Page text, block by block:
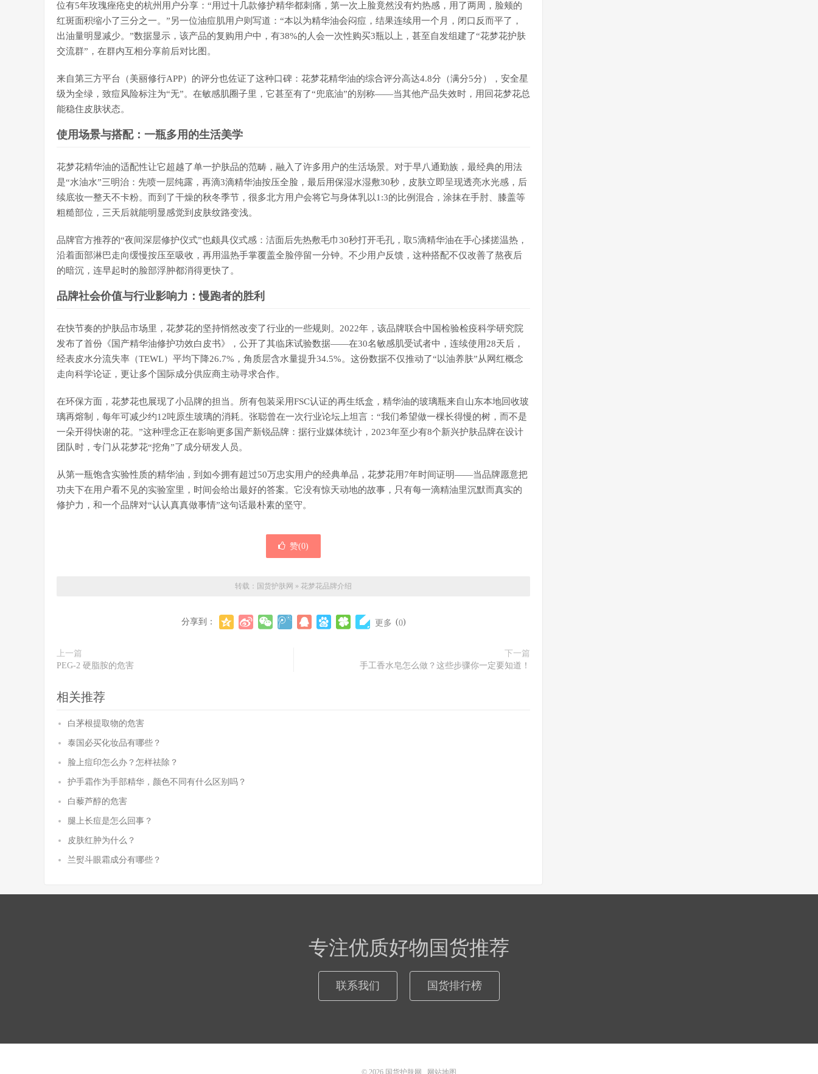
位有5年玫瑰痤疮史的杭州用户分享：“用过十几款修护精华都刺痛，第一次上脸竟然没有灼热感，用了两周，脸颊的
红斑面积缩小了三分之一。”另一位油痘肌用户则写道：“本以为精华油会闷痘，结果连续用一个月，闭口反而平了，
出油量明显减少。”数据显示，该产品的复购用户中，有38%的人会一次性购买3瓶以上，甚至自发组建了“花梦花护肤
交流群”，在群内互相分享前后对比图。
来自第三方平台（美丽修行APP）的评分也佐证了这种口碑：花梦花精华油的综合评分高达4.8分（满分5分），安全星
级为全绿，致痘风险标注为“无”。在敏感肌圈子里，它甚至有了“兜底油”的别称——当其他产品失效时，用回花梦花总
能稳住皮肤状态。
使用场景与搭配：一瓶多用的生活美学
花梦花精华油的适配性让它超越了单一护肤品的范畴，融入了许多用户的生活场景。对于早八通勤族，最经典的用法
是“水油水”三明治：先喷一层纯露，再滴3滴精华油按压全脸，最后用保湿水湿敷30秒，皮肤立即呈现透亮水光感，后
续底妆一整天不卡粉。而到了干燥的秋冬季节，很多北方用户会将它与身体乳以1:3的比例混合，涂抹在手肘、膝盖等
粗糙部位，三天后就能明显感觉到皮肤纹路变浅。
品牌官方推荐的“夜间深层修护仪式”也颇具仪式感：洁面后先热敷毛巾30秒打开毛孔，取5滴精华油在手心揉搓温热，
沿着面部淋巴走向缓慢按压至吸收，再用温热手掌覆盖全脸停留一分钟。不少用户反馈，这种搭配不仅改善了熬夜后
的暗沉，连早起时的脸部浮肿都消得更快了。
品牌社会价值与行业影响力：慢跑者的胜利
在快节奏的护肤品市场里，花梦花的坚持悄然改变了行业的一些规则。2022年，该品牌联合中国检验检疫科学研究院
发布了首份《国产精华油修护功效白皮书》，公开了其临床试验数据——在30名敏感肌受试者中，连续使用28天后，
经表皮水分流失率（TEWL）平均下降26.7%，角质层含水量提升34.5%。这份数据不仅推动了“以油养肤”从网红概念
走向科学论证，更让多个国际成分供应商主动寻求合作。
在环保方面，花梦花也展现了小品牌的担当。所有包装采用FSC认证的再生纸盒，精华油的玻璃瓶来自山东本地回收玻
璃再熔制，每年可减少约12吨原生玻璃的消耗。张聪曾在一次行业论坛上坦言：“我们希望做一棵长得慢的树，而不是
一朵开得快谢的花。”这种理念正在影响更多国产新锐品牌：据行业媒体统计，2023年至少有8个新兴护肤品牌在设计
团队时，专门从花梦花“挖角”了成分研发人员。
从第一瓶饱含实验性质的精华油，到如今拥有超过50万忠实用户的经典单品，花梦花用7年时间证明——当品牌愿意把
功夫下在用户看不见的实验室里，时间会给出最好的答案。它没有惊天动地的故事，只有每一滴精油里沉默而真实的
修护力，和一个品牌对“认认真真做事情”这句话最朴素的坚守。
赞(0)
转载： 国货护肤网 » 花梦花品牌介绍
分享到： 更多 (0)
上一篇
PEG-2 硬脂胺的危害
下一篇
手工香水皂怎么做？这些步骤你一定要知道！
相关推荐
白茅根提取物的危害
泰国必买化妆品有哪些？
脸上痘印怎么办？怎样祛除？
护手霜作为手部精华，颜色不同有什么区别吗？
白藜芦醇的危害
腿上长痘是怎么回事？
皮肤红肿为什么？
兰熨斗眼霜成分有哪些？
专注优质好物国货推荐
联系我们 国货排行榜
© 2026 国货护肤网 网站地图